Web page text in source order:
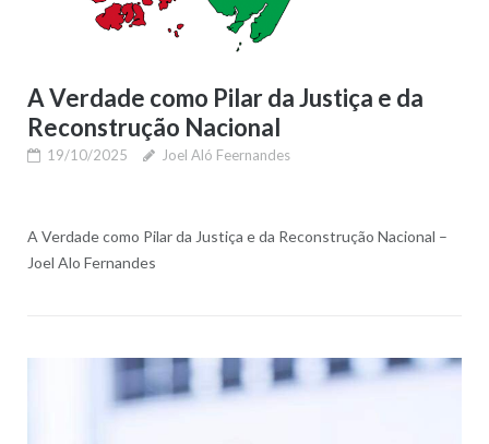
A Verdade como Pilar da Justiça e da
Reconstrução Nacional
19/10/2025 Joel Aló Feernandes
A Verdade como Pilar da Justiça e da Reconstrução Nacional –
Joel Alo Fernandes